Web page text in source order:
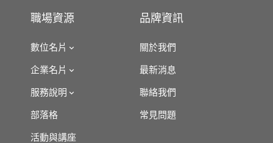
職場資源
數位名片
企業名片
服務說明
部落格
活動與講座
品牌資訊
關於我們
最新消息
聯絡我們
常見問題